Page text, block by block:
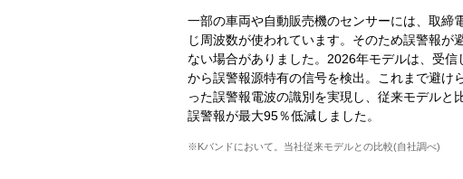
一部の車両や自動販売機のセンサーには、取締
じ周波数が使われています。そのため誤警報が
ない場合がありました。2026年モデルは、受信
から誤警報源特有の信号を検出。これまで避け
った誤警報電波の識別を実現し、従来モデルと
誤警報が最大95％低減しました。
※Kバンドにおいて。当社従来モデルとの比較(自社調べ)